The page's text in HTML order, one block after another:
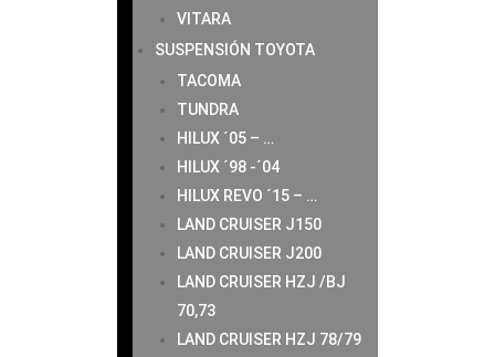
VITARA
SUSPENSIÓN TOYOTA
TACOMA
TUNDRA
HILUX ´05 – …
HILUX ´98 -´04
HILUX REVO ´15 – …
LAND CRUISER J150
LAND CRUISER J200
LAND CRUISER HZJ /BJ
70,73
LAND CRUISER HZJ 78/79